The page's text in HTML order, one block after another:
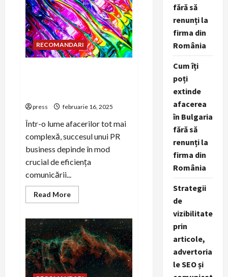
instrument
cheie
în
PR
business
RECOMANDARI
press februarie 16, 2025
Într-o lume afacerilor tot mai
complexă, succesul unui PR
business depinde în mod
crucial de eficiența
comunicării...
Read MoreRead
more
transparenței
în
comunicarea
internă
din
PR
business
fără să
renunți la
firma din
România
Cum îți
poți
extinde
afacerea
în Bulgaria
fără să
renunți la
firma din
România
Strategii
de
vizibilitate
prin
articole,
advertoria
le SEO și